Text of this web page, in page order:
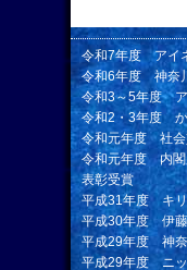
令和7年度 アイ
令和6年度 神奈
令和3～5年度 ア
令和2・3年度 か
令和元年度 社会
令和元年度 内閣
表彰受賞
平成31年度 キリ
平成30年度 伊藤
平成29年度 神奈
平成29年度 ニッ